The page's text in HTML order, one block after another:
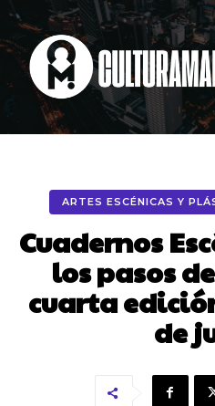
ARTES ESCÉNICAS Y
Cuadernos
los pasos
cuarta
de